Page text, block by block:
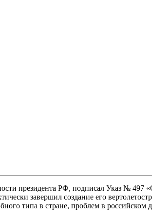
президента РФ, подписал Указ № 497
завершил создание его
типа в стране, проблем в